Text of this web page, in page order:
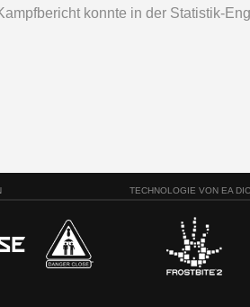
konnte in der Statistik-
TECHNOLOGIE VON EA